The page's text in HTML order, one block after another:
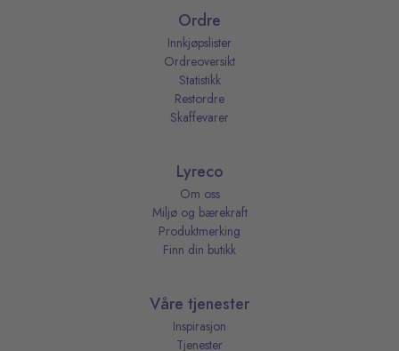
Ordre
Innkjøpslister
Ordreoversikt
Statistikk
Restordre
Skaffevarer
Lyreco
Om oss
Miljø og bærekraft
Produktmerking
Finn din butikk
Våre tjenester
Inspirasjon
Tjenester